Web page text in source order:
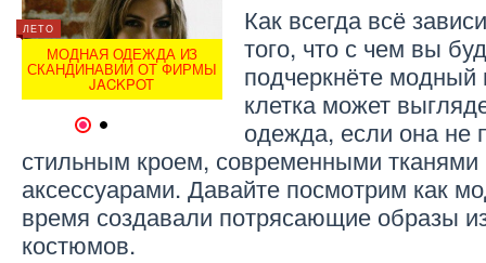
ЛЕТО
МОДНАЯ ОДЕЖДА ИЗ
СКАНДИНАВИИ ОТ ФИРМЫ
JACKPOT
МОЛОДЕЖНАЯ МОДА
МОДНАЯ МОЛОДЕЖНАЯ
ОДЕЖДА
ЛЕТО
Как всегда всё
того, что с чем вы
подчеркнёте модный
клетка может
одежда, если она не
стильным кроем, современными тканями
аксессуарами. Давайте посмотрим как
время создавали потрясающие образы
костюмов.